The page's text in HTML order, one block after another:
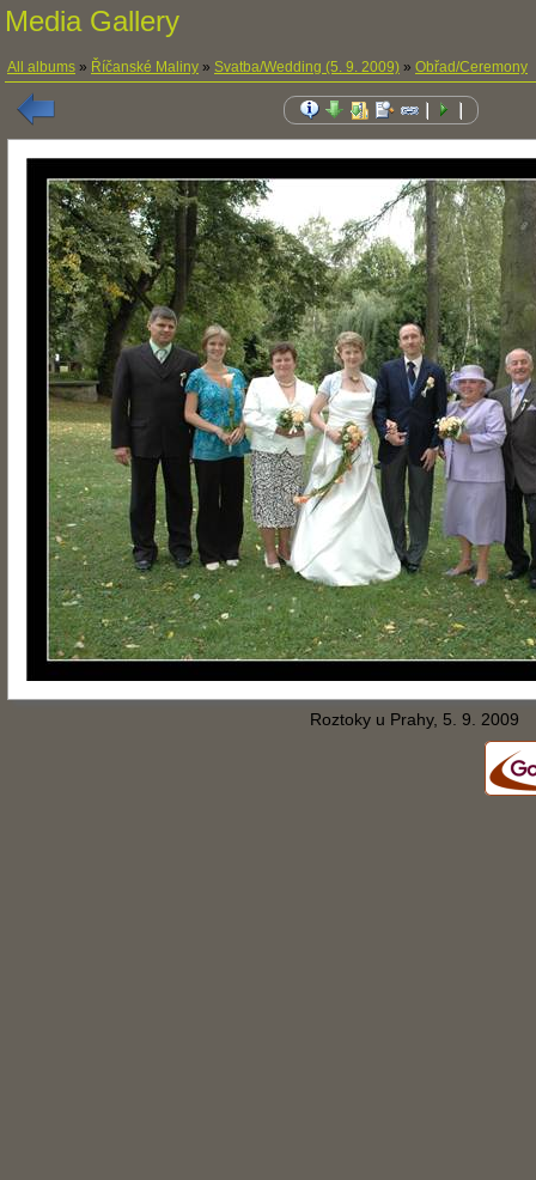
Media Gallery
All albums » Říčanské Maliny » Svatba/Wedding (5. 9. 2009) » Obřad/Ceremony
Roztoky u Prahy, 5. 9. 2009